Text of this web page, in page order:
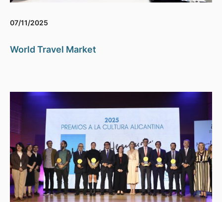
07/11/2025
World Travel Market